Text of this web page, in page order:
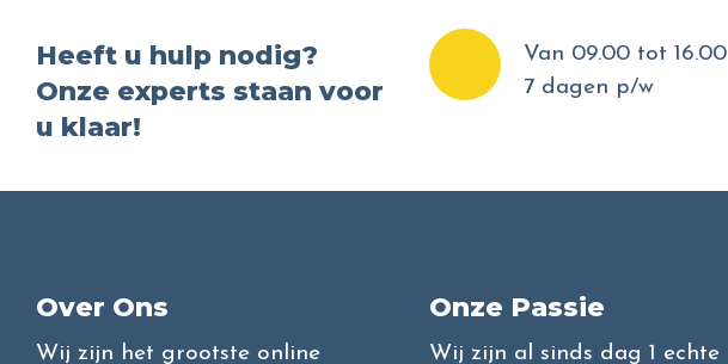
Heeft u hulp nodig?
Onze experts staan voor
u klaar!
Van 09.00 tot 16.00
7 dagen p/w
Over Ons
Wij zijn het grootste online
Onze Passie
Wij zijn al sinds dag 1 echte